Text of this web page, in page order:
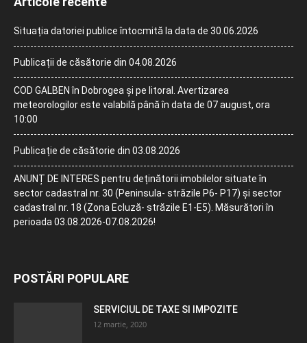
Situația datoriei publice întocmită la data de 30.06.2026
Publicații de căsătorie din 04.08.2026
COD GALBEN în Dobrogea și pe litoral. Avertizarea
meteorologilor este valabilă până în data de 07 august, ora
10:00
Publicație de căsătorie din 03.08.2026
ANUNȚ DE INTERES pentru deținătorii imobilelor situate în
sector cadastral nr. 30 (Peninsula- străzile P6- P17) și sector
cadastral nr. 18 (Zona Ecluză- străzile E1-E5). Măsurători în
perioada 03.08.2026-07.08.2026!
POSTĂRI POPULARE
SERVICIUL DE TAXE SI IMPOZITE
12 martie, 2020